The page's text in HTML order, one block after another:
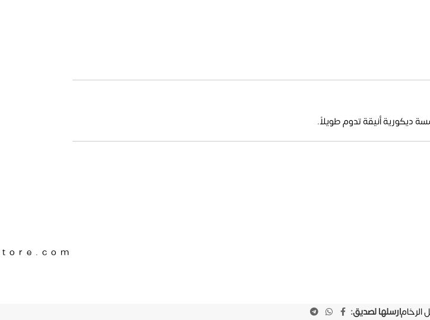
ديكورية أنيقة تدوم طويلاً.
الرخامارسلها لصديق: